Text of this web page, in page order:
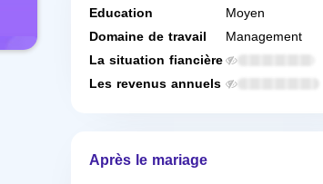
Education
Moyen
Domaine de travail
Management
La situation fiancière
Les revenus annuels
Après le mariage